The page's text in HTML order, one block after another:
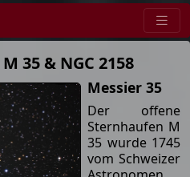
35 & NGC 2158
Messier 35
Der offene
Sternhaufen M
35 wurde 1745
vom Schweizer